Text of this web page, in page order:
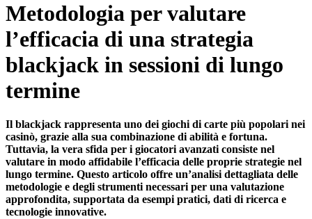
Metodologia per valutare
l’efficacia di una strategia
blackjack in sessioni di lungo
termine
Il blackjack rappresenta uno dei giochi di carte più popolari nei
casinò, grazie alla sua combinazione di abilità e fortuna.
Tuttavia, la vera sfida per i giocatori avanzati consiste nel
valutare in modo affidabile l’efficacia delle proprie strategie nel
lungo termine. Questo articolo offre un’analisi dettagliata delle
metodologie e degli strumenti necessari per una valutazione
approfondita, supportata da esempi pratici, dati di ricerca e
tecnologie innovative.